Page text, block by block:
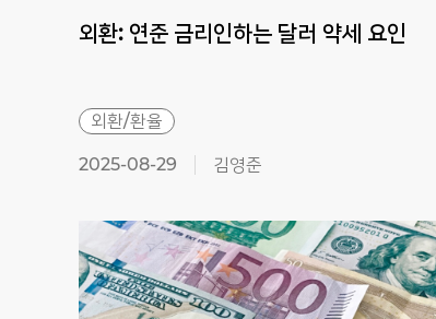
외환: 연준 금리인하는 달러 약세 요인
외환/환율
2025-08-29 김영준